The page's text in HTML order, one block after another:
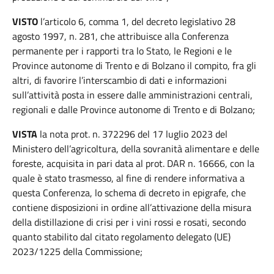
VISTO l’articolo 6, comma 1, del decreto legislativo 28
agosto 1997, n. 281, che attribuisce alla Conferenza
permanente per i rapporti tra lo Stato, le Regioni e le
Province autonome di Trento e di Bolzano il compito, fra gli
altri, di favorire l’interscambio di dati e informazioni
sull’attività posta in essere dalle amministrazioni centrali,
regionali e dalle Province autonome di Trento e di Bolzano;
VISTA la nota prot. n. 372296 del 17 luglio 2023 del
Ministero dell’agricoltura, della sovranità alimentare e delle
foreste, acquisita in pari data al prot. DAR n. 16666, con la
quale è stato trasmesso, al fine di rendere informativa a
questa Conferenza, lo schema di decreto in epigrafe, che
contiene disposizioni in ordine all’attivazione della misura
della distillazione di crisi per i vini rossi e rosati, secondo
quanto stabilito dal citato regolamento delegato (UE)
2023/1225 della Commissione;